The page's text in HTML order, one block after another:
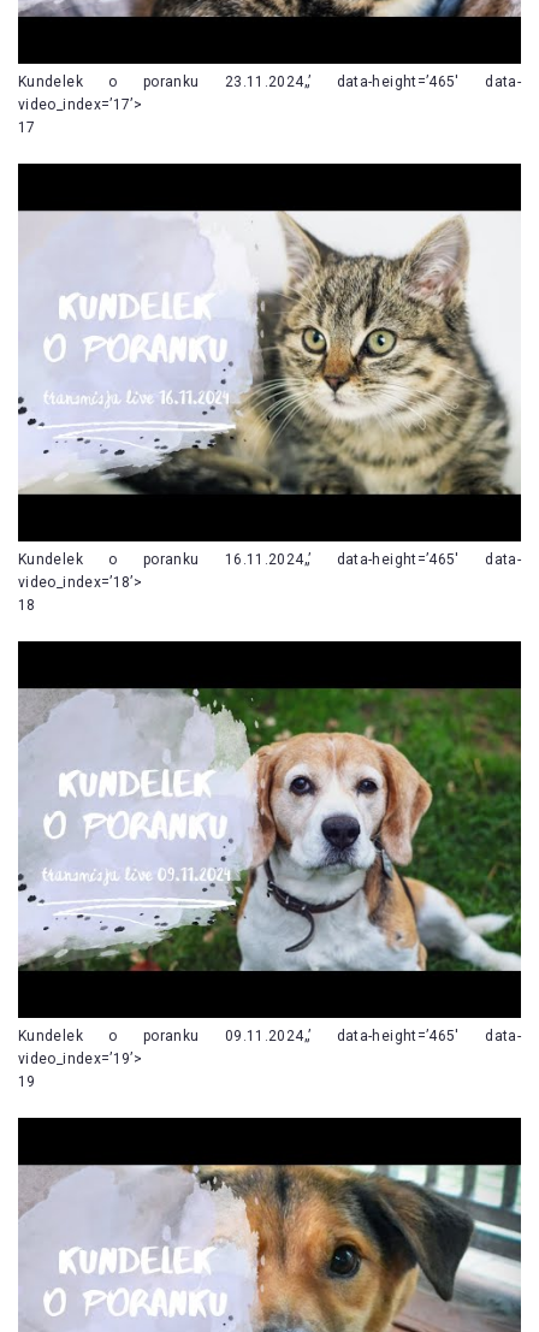
Kundelek o poranku 23.11.2024„’ data-height=’465′ data-
video_index=’17’>
17
Kundelek o poranku 16.11.2024„’ data-height=’465′ data-
video_index=’18’>
18
Kundelek o poranku 09.11.2024„’ data-height=’465′ data-
video_index=’19’>
19